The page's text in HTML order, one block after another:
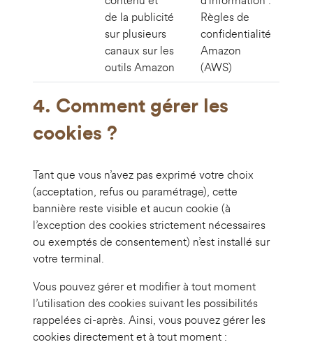
de la publicité
sur plusieurs
canaux sur les
outils Amazon
Règles de
confidentialité
Amazon
(AWS)
4. Comment gérer les
cookies ?
Tant que vous n’avez pas exprimé votre choix
(acceptation, refus ou paramétrage), cette
bannière reste visible et aucun cookie (à
l’exception des cookies strictement nécessaires
ou exemptés de consentement) n’est installé sur
votre terminal.
Vous pouvez gérer et modifier à tout moment
l’utilisation des cookies suivant les possibilités
rappelées ci-après. Ainsi, vous pouvez gérer les
cookies directement et à tout moment :